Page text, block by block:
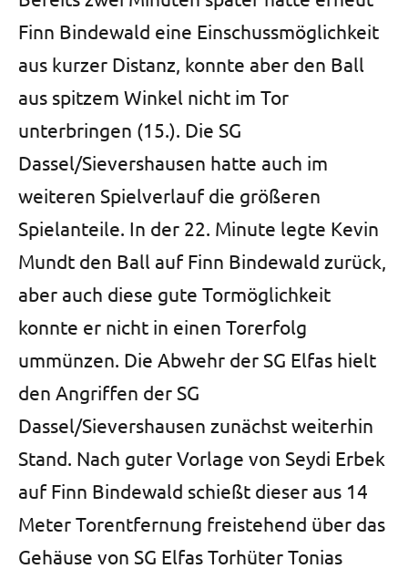
Finn Bindewald eine Einschussmöglichkeit
aus kurzer Distanz, konnte aber den Ball
aus spitzem Winkel nicht im Tor
unterbringen (15.). Die SG
Dassel/Sievershausen hatte auch im
weiteren Spielverlauf die größeren
Spielanteile. In der 22. Minute legte Kevin
Mundt den Ball auf Finn Bindewald zurück,
aber auch diese gute Tormöglichkeit
konnte er nicht in einen Torerfolg
ummünzen. Die Abwehr der SG Elfas hielt
den Angriffen der SG
Dassel/Sievershausen zunächst weiterhin
Stand. Nach guter Vorlage von Seydi Erbek
auf Finn Bindewald schießt dieser aus 14
Meter Torentfernung freistehend über das
Gehäuse von SG Elfas Torhüter Tonias